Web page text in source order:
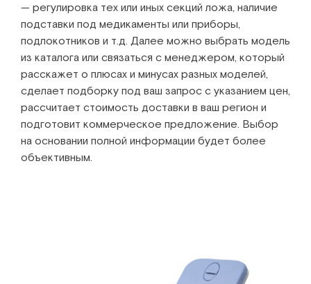
— регулировка тех или иных секций ложа, наличие
подставки под медикаменты или приборы,
подлокотников и т.д. Далее можно выбрать модель
из каталога или связаться с менеджером, который
расскажет о плюсах и минусах разных моделей,
сделает подборку под ваш запрос с указанием цен,
рассчитает стоимость доставки в ваш регион и
подготовит коммерческое предложение. Выбор
на основании полной информации будет более
объективным.